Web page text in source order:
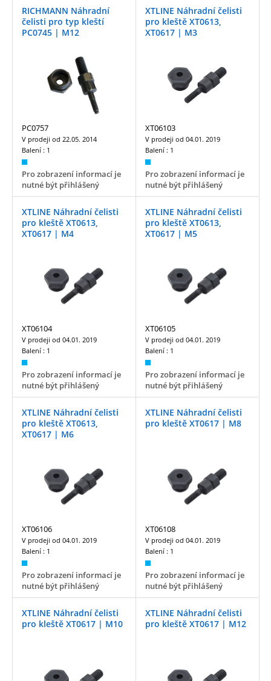
RICHMANN Náhradní
čelisti pro typ kleští
PC0745 | M12
PC0757
V prodeji od 22.05. 2014
Balení : 1
Pro zobrazení informací je
nutné být přihlášený
XTLINE Náhradní čelisti
pro kleště XT0613,
XT0617 | M3
XT06103
V prodeji od 04.01. 2019
Balení : 1
Pro zobrazení informací je
nutné být přihlášený
XTLINE Náhradní čelisti
pro kleště XT0613,
XT0617 | M4
XT06104
V prodeji od 04.01. 2019
Balení : 1
Pro zobrazení informací je
nutné být přihlášený
XTLINE Náhradní čelisti
pro kleště XT0613,
XT0617 | M5
XT06105
V prodeji od 04.01. 2019
Balení : 1
Pro zobrazení informací je
nutné být přihlášený
XTLINE Náhradní čelisti
pro kleště XT0613,
XT0617 | M6
XT06106
V prodeji od 04.01. 2019
Balení : 1
Pro zobrazení informací je
nutné být přihlášený
XTLINE Náhradní čelisti
pro kleště XT0617 | M8
XT06108
V prodeji od 04.01. 2019
Balení : 1
Pro zobrazení informací je
nutné být přihlášený
XTLINE Náhradní čelisti
pro kleště XT0617 | M10
XTLINE Náhradní čelisti
pro kleště XT0617 | M12